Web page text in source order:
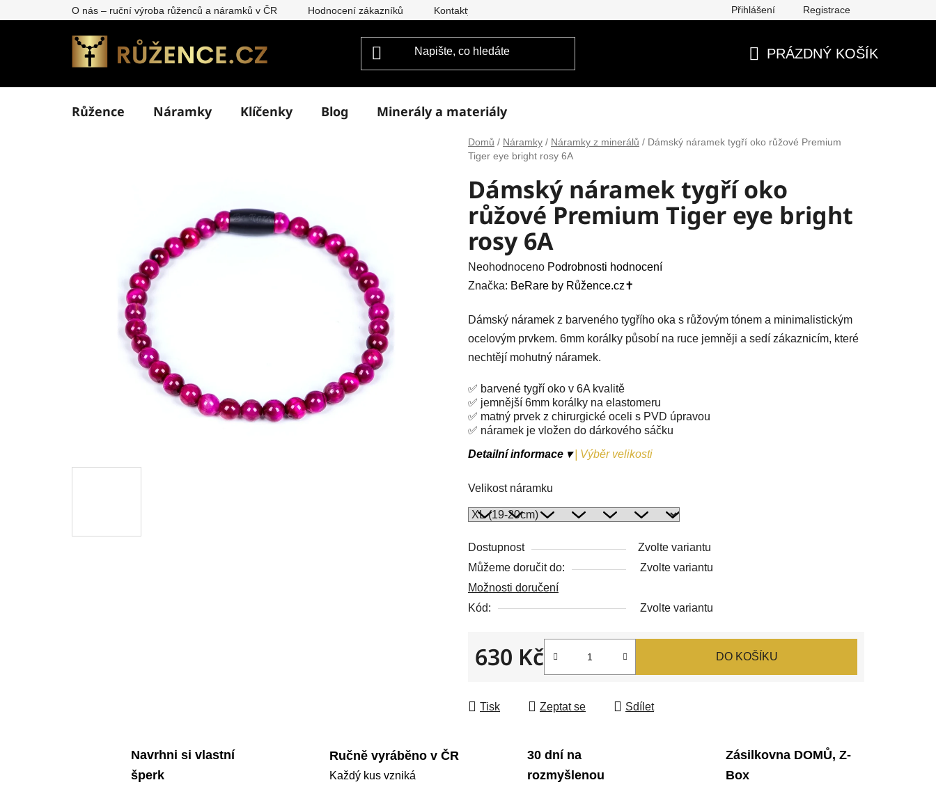
na
O nás – ruční výroba růženců a náramků v ČR Hodnocení zákazníků Kontakty Výměna, vrácení, reklamace Obchodní podmínky
Přihlášení Registrace
PRÁZDNÝ KOŠÍK
Růžence Náramky Klíčenky Blog Minerály a materiály
Domů / Náramky / Náramky z minerálů / Dámský náramek tygří oko růžové Premium
Tiger eye bright rosy 6A
Dámský náramek tygří oko
růžové Premium Tiger eye bright
rosy 6A
Průměrné
hodnocení
je
0,0
z
hvězdiček.
Neohodnoceno Podrobnosti hodnocení
Značka: BeRare by Růžence.cz✝️
Dámský náramek z barveného tygřího oka s růžovým tónem a minimalistickým
ocelovým prvkem. 6mm korálky působí na ruce jemněji a sedí zákaznicím, které
nechtějí mohutný náramek.
✅ barvené tygří oko v 6A kvalitě
✅ jemnější 6mm korálky na elastomeru
✅ matný prvek z chirurgické oceli s PVD úpravou
✅ náramek je vložen do dárkového sáčku
Detailní informace ▾
Výběr velikosti
Velikost náramku
Dostupnost
Zvolte variantu
Můžeme doručit do:
Zvolte variantu
Možnosti doručení
Kód:
Zvolte variantu
630 Kč DO KOŠÍKU
Tisk Zeptat se Sdílet
Navrhni si vlastní
šperk
Ručně vyráběno v ČR
Každý kus vzniká
30 dní na
rozmyšlenou
Zásilkovna DOMŮ, Z-
Box